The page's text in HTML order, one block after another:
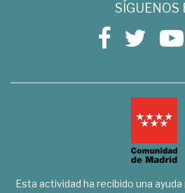
SÍGUENOS
Esta actividad ha recibido una